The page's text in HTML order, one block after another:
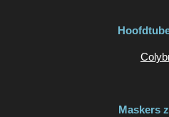
Maskers